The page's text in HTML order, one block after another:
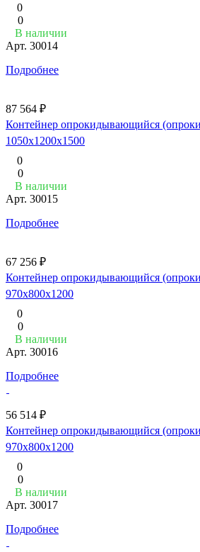
0
0
В наличии
Арт. 30014
Подробнее
87 564 ₽
Контейнер опрокидывающийся
1050x1200x1500
0
0
В наличии
Арт. 30015
Подробнее
67 256 ₽
Контейнер опрокидывающийся
970x800x1200
0
0
В наличии
Арт. 30016
Подробнее
56 514 ₽
Контейнер опрокидывающийся
970x800x1200
0
0
В наличии
Арт. 30017
Подробнее